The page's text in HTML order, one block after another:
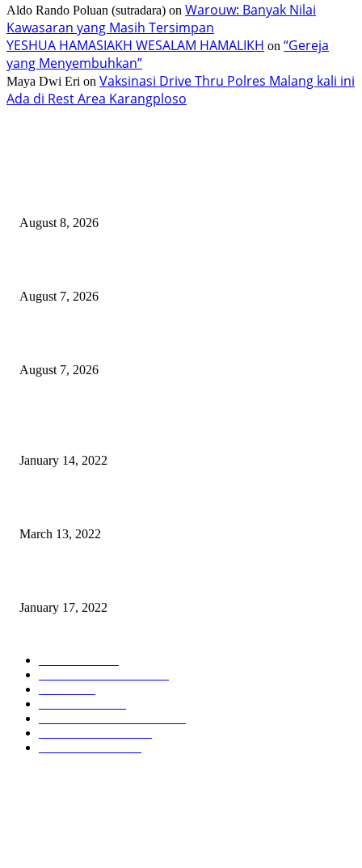
Aldo Rando Poluan (sutradara) on Warouw: Banyak Nilai
Kawasaran yang Masih Tersimpan
YESHUA HAMASIAKH WESALAM HAMALIKH on “Gereja
yang Menyembuhkan”
Maya Dwi Eri on Vaksinasi Drive Thru Polres Malang kali ini
Ada di Rest Area Karangploso
August 8, 2026
August 7, 2026
August 7, 2026
January 14, 2022
March 13, 2022
January 17, 2022